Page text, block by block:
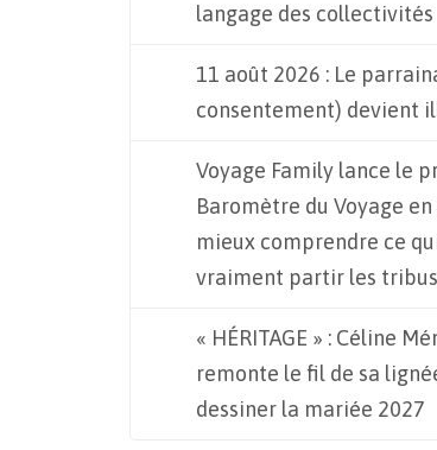
langage des collectivités
11 août 2026 : Le
consentement) devient
Voyage Family lance le
Baromètre du Voyage
mieux comprendre ce
vraiment partir les
« HÉRITAGE » : Céline
remonte le fil de sa
dessiner la mariée 2027